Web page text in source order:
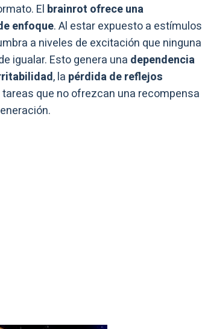
El brainrot ofrece una
enfoque. Al estar expuesto a estímulos
a niveles de excitación que ninguna
igualar. Esto genera una dependencia
, la pérdida de reflejos
tareas que no ofrezcan una recompensa